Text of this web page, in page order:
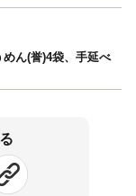
めん(誉)4袋、手延べ